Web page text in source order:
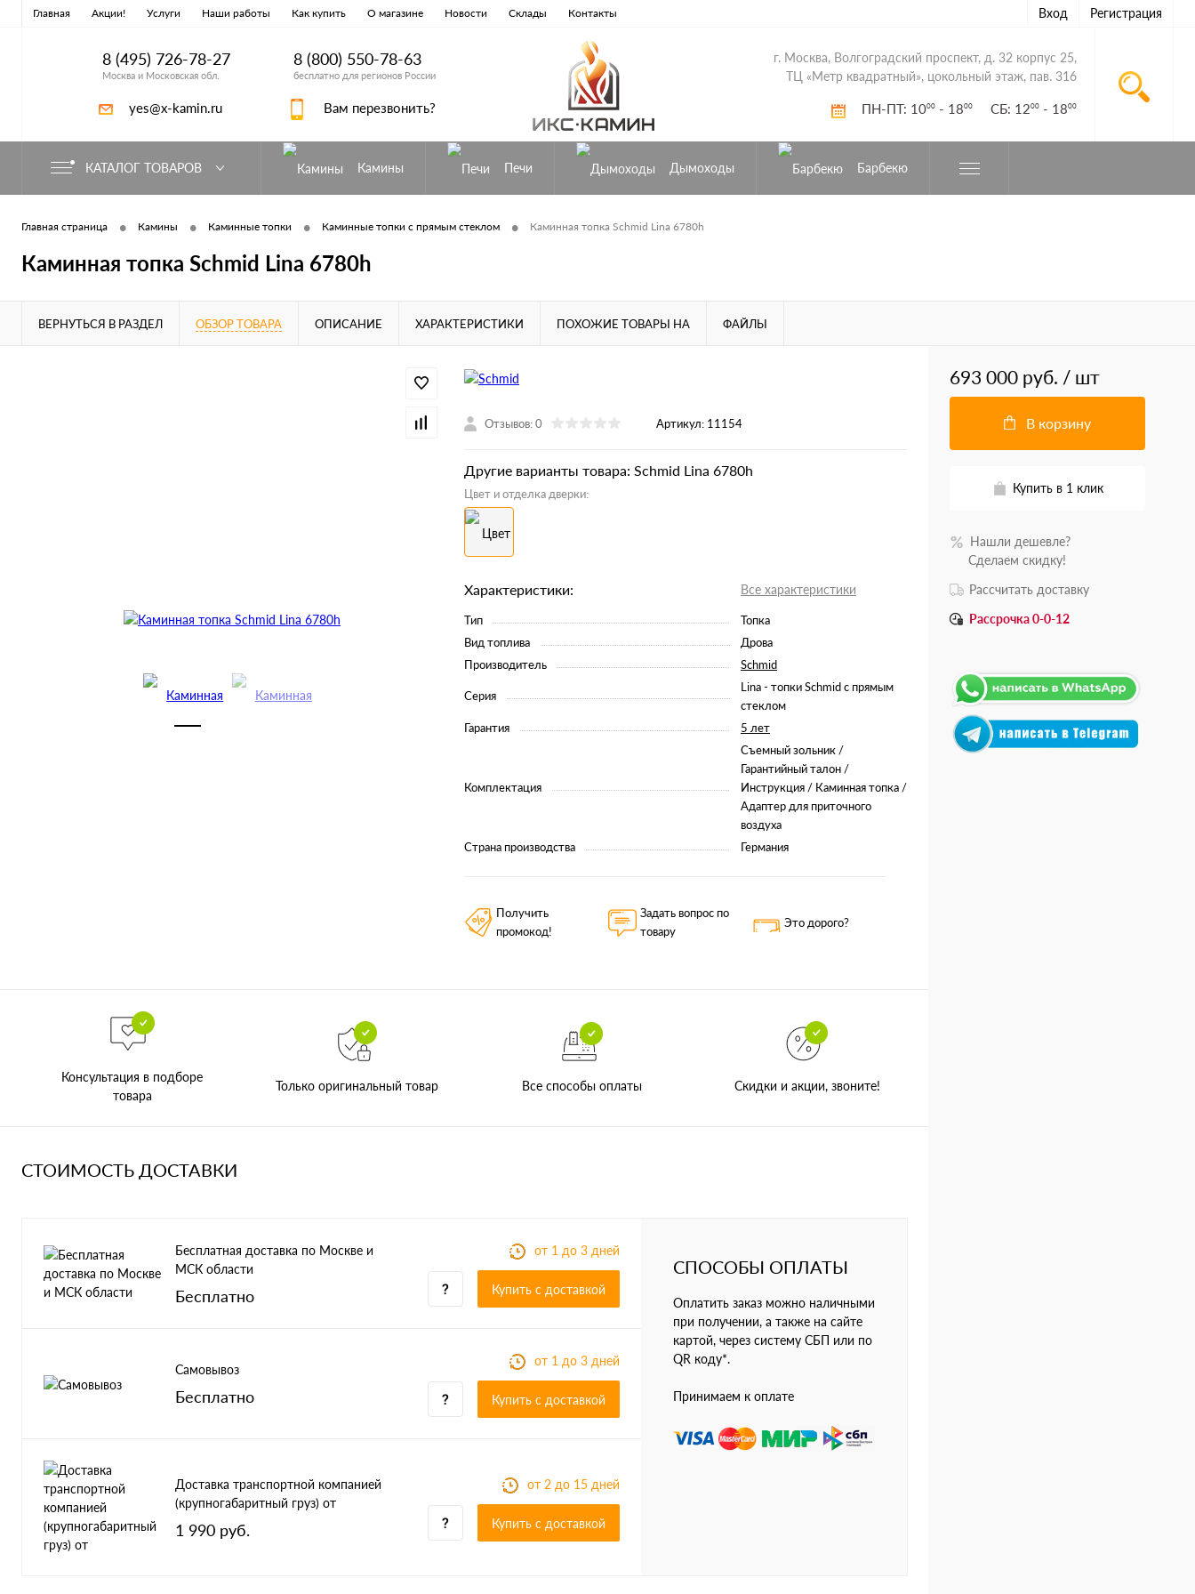
Главная Акции! Услуги Наши работы Как купить О магазине Новости Склады Контакты Вход Регистрация
8 (495) 726-78-27
Москва и Московская обл.
yes@x-kamin.ru
8 (800) 550-78-63
бесплатно для регионов России
Вам перезвонить?
г. Москва, Волгоградский проспект, д. 32 корпус 25,
ТЦ «Метр квадратный», цокольный этаж, пав. 316
ПН-ПТ: 1000 - 1800 СБ: 1200 - 1800
КАТАЛОГ ТОВАРОВ Камины Печи Дымоходы Барбекю
Главная страница • Камины • Каминные топки • Каминные топки с прямым стеклом • Каминная топка Schmid Lina 6780h
Каминная топка Schmid Lina 6780h
ВЕРНУТЬСЯ В РАЗДЕЛ ОБЗОР ТОВАРА ОПИСАНИЕ ХАРАКТЕРИСТИКИ ПОХОЖИЕ ТОВАРЫ НА ФАЙЛЫ
Отзывов: 0 Артикул: 11154
Другие варианты товара: Schmid Lina 6780h
Цвет и отделка дверки:
Характеристики: Все характеристики
Тип
Топка
Вид топлива
Дрова
Производитель
Schmid
Серия
Lina - топки Schmid с прямым
стеклом
Гарантия
5 лет
Комплектация
Съемный зольник /
Гарантийный талон /
Инструкция / Каминная топка /
Адаптер для приточного
воздуха
Страна производства
Германия
Получить
промокод!
Задать вопрос по
товару
Это дорого?
Консультация в подборе
товара
Только оригинальный товар Все способы оплаты Скидки и акции, звоните!
СТОИМОСТЬ ДОСТАВКИ
Бесплатная доставка по Москве и
МСК области
Бесплатно
от 1 до 3 дней
Купить c доставкой
Самовывоз
Бесплатно
от 1 до 3 дней
Купить c доставкой
Доставка транспортной компанией
(крупногабаритный груз) от
1 990 руб.
от 2 до 15 дней
Купить c доставкой
СПОСОБЫ ОПЛАТЫ
Оплатить заказ можно наличными
при получении, а также на сайте
картой, через систему СБП или по
QR коду*.
Принимаем к оплате
693 000 руб. / шт
В корзину
Купить в 1 клик
Нашли дешевле?
Сделаем скидку!
Рассчитать доставку
Рассрочка 0-0-12